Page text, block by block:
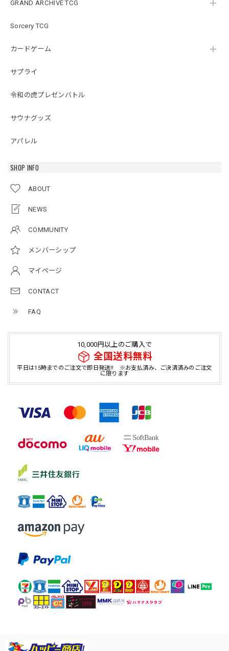
GRAND ARCHIVE TCG
Sorcery TCG
カードゲーム
サプライ
令和の虎プレゼンバトル
サウナグッズ
アパレル
SHOP INFO
ABOUT
NEWS
COMMUNITY
メンバーシップ
マイページ
CONTACT
FAQ
10,000円以上のご購入で
全国送料無料
平日は15時までのご注文で即日発送!! ※お支払済み、ご決済済みのご注文
に限ります